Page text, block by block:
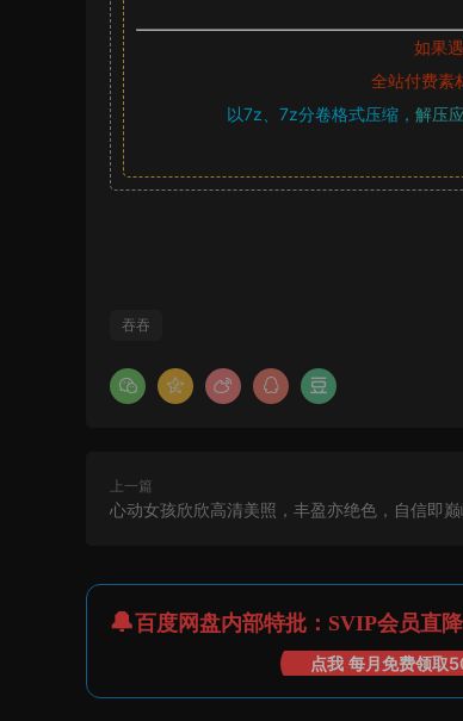
如果
全站付费素
以7z、7z分卷格式压缩， 解压
吞吞
上一篇
心动女孩欣欣高清美照，丰盈亦绝色，自信即
百度网盘内部特批：SVIP会员直
点我 每月免费领取